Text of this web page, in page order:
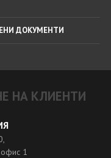
ДОКУМЕНТИ
НА КЛИЕНТИ
офис 1